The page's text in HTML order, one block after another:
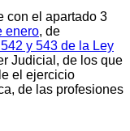
con el apartado 3
enero, de
y 543 de la Ley
Judicial, de los que
el ejercicio
de las profesiones